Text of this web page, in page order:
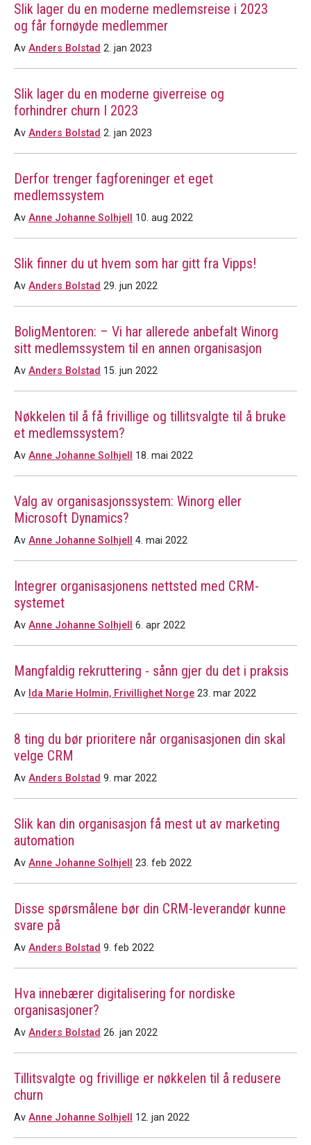
Slik lager du en moderne medlemsreise i 2023
og får fornøyde medlemmer
Av Anders Bolstad 2. jan 2023
Slik lager du en moderne giverreise og
forhindrer churn I 2023
Av Anders Bolstad 2. jan 2023
Derfor trenger fagforeninger et eget
medlemssystem
Av Anne Johanne Solhjell 10. aug 2022
Slik finner du ut hvem som har gitt fra Vipps!
Av Anders Bolstad 29. jun 2022
BoligMentoren: – Vi har allerede anbefalt Winorg
sitt medlemssystem til en annen organisasjon
Av Anders Bolstad 15. jun 2022
Nøkkelen til å få frivillige og tillitsvalgte til å bruke
et medlemssystem?
Av Anne Johanne Solhjell 18. mai 2022
Valg av organisasjonssystem: Winorg eller
Microsoft Dynamics?
Av Anne Johanne Solhjell 4. mai 2022
Integrer organisasjonens nettsted med CRM-
systemet
Av Anne Johanne Solhjell 6. apr 2022
Mangfaldig rekruttering - sånn gjer du det i praksis
Av Ida Marie Holmin, Frivillighet Norge 23. mar 2022
8 ting du bør prioritere når organisasjonen din skal
velge CRM
Av Anders Bolstad 9. mar 2022
Slik kan din organisasjon få mest ut av marketing
automation
Av Anne Johanne Solhjell 23. feb 2022
Disse spørsmålene bør din CRM-leverandør kunne
svare på
Av Anders Bolstad 9. feb 2022
Hva innebærer digitalisering for nordiske
organisasjoner?
Av Anders Bolstad 26. jan 2022
Tillitsvalgte og frivillige er nøkkelen til å redusere
churn
Av Anne Johanne Solhjell 12. jan 2022